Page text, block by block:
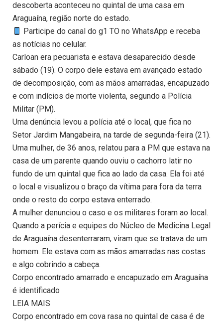
descoberta aconteceu no quintal de uma casa em
Araguaína, região norte do estado.
Participe do canal do g1 TO no WhatsApp e receba
as notícias no celular.
Carloan era pecuarista e estava desaparecido desde
sábado (19). O corpo dele estava em avançado estado
de decomposição, com as mãos amarradas, encapuzado
e com indícios de morte violenta, segundo a Polícia
Militar (PM).
Uma denúncia levou a polícia até o local, que fica no
Setor Jardim Mangabeira, na tarde de segunda-feira (21).
Uma mulher, de 36 anos, relatou para a PM que estava na
casa de um parente quando ouviu o cachorro latir no
fundo de um quintal que fica ao lado da casa. Ela foi até
o local e visualizou o braço da vítima para fora da terra
onde o resto do corpo estava enterrado.
A mulher denunciou o caso e os militares foram ao local.
Quando a perícia e equipes do Núcleo de Medicina Legal
de Araguaína desenterraram, viram que se tratava de um
homem. Ele estava com as mãos amarradas nas costas
e algo cobrindo a cabeça.
Corpo encontrado amarrado e encapuzado em Araguaína
é identificado
LEIA MAIS
Corpo encontrado em cova rasa no quintal de casa é de